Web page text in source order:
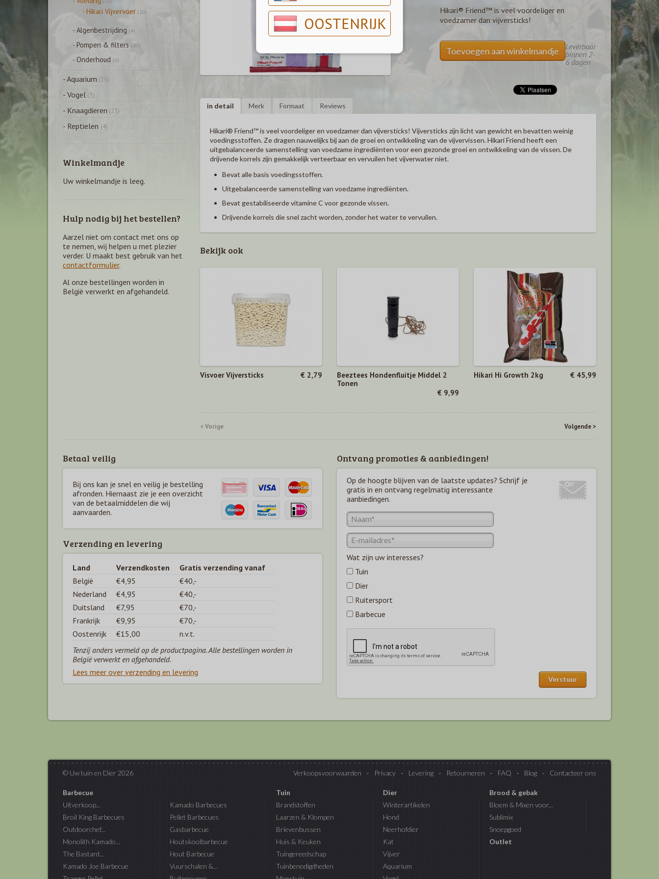
OOSTENRIJK
Hikari® Friend™ is veel voordeliger en
voedzamer dan vijversticks!
Toevoegen aan winkelmandje
Leverbaar
binnen 2-
6 dagen
in detail Merk Formaat Reviews
Hikari® Friend™ is veel voordeliger en voedzamer dan vijversticks! Vijversticks zijn licht van gewicht en bevatten weinig
voedingsstoffen. Ze dragen nauwelijks bij aan de groei en ontwikkeling van de vijvervissen. Hikari Friend heeft een
uitgebalanceerde samenstelling van voedzame ingrediënten voor een gezonde groei en ontwikkeling van de vissen. De
drijvende korrels zijn gemakkelijk verteerbaar en vervuilen het vijverwater niet.
Bevat alle basis voedingsstoffen.
Uitgebalanceerde samenstelling van voedzame ingrediënten.
Bevat gestabiliseerde vitamine C voor gezonde vissen.
Drijvende korrels die snel zacht worden, zonder het water te vervuilen.
Bekijk ook
Visvoer Vijversticks € 2,79
Beeztees Hondenfluitje Middel 2
Tonen
€ 9,99
Hikari Hi Growth 2kg € 45,99
< Vorige Volgende >
- Hikari Vijvervoer (10)
- Algenbestrijding (4)
- Pompen & filters (10)
- Onderhoud (6)
- Aquarium (15)
- Vogel (3)
- Knaagdieren (23)
- Reptielen (4)
Winkelmandje
Uw winkelmandje is leeg.
Hulp nodig bij het bestellen?
Aarzel niet om contact met ons op
te nemen, wij helpen u met plezier
verder. U maakt best gebruik van het
contactformulier.
Al onze bestellingen worden in
België verwerkt en afgehandeld.
Betaal veilig
Bij ons kan je snel en veilig je bestelling
afronden. Hiernaast zie je een overzicht
van de betaalmiddelen die wij
aanvaarden.
Ontvang promoties & aanbiedingen!
Op de hoogte blijven van de laatste updates? Schrijf je
gratis in en ontvang regelmatig interessante
aanbiedingen.
Wat zijn uw interesses?
Tuin
Dier
Ruitersport
Barbecue
Verzending en levering
Land Verzendkosten
Gratis verzending vanaf
België
€4,95
€40,-
Nederland
€4,95
€40,-
Duitsland
€7,95
€70,-
Frankrijk
€9,95
€70,-
Oostenrijk
€15,00
n.v.t.
Tenzij anders vermeld op de productpagina. Alle bestellingen worden in
België verwerkt en afgehandeld.
Lees meer over verzending en levering
© Uw tuin en Dier 2026 Verkoopsvoorwaarden Privacy Levering Retourneren FAQ Blog Contacteer ons
Barbecue
Uitverkoop...
Broil King Barbecues
Outdoorchef...
Monolith Kamado...
The Bastard...
Kamado Joe Barbecue
Kamado Barbecues
Pellet Barbecues
Gasbarbecue
Houtskoolbarbecue
Hout Barbecue
Vuurschalen &...
Tuin
Brandstoffen
Laarzen & Klompen
Brievenbussen
Huis & Keuken
Tuingereedschap
Tuinbenodigdheden
Dier
Winterartikelen
Hond
Neerhofdier
Kat
Vijver
Aquarium
Brood & gebak
Bloem & Mixen voor...
Sublimix
Snoepgoed
Outlet